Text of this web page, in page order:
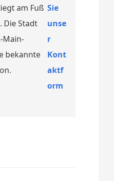
am Fuß
Die Stadt
Main-
bekannte
Sie
unse
r
Kont
aktf
orm